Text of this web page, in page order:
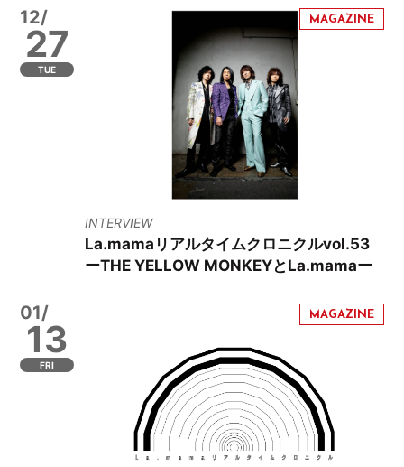
12/
27
TUE
INTERVIEW
La.mamaリアルタイムクロニクルvol.53
ーTHE YELLOW MONKEYとLa.mamaー
01/
13
FRI